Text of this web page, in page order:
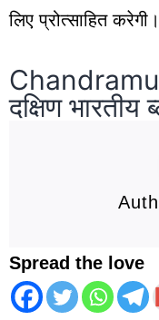
लिए प्रोत्साहित करेगी।
दक्षिण भारतीय
Spread the love